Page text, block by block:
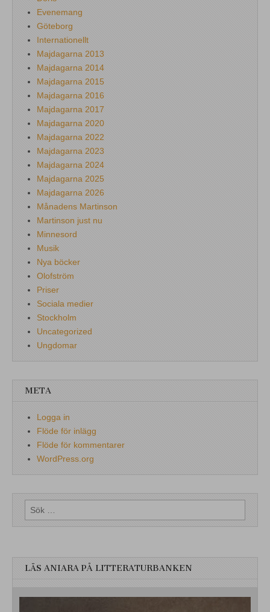
Evenemang
Göteborg
Internationellt
Majdagarna 2013
Majdagarna 2014
Majdagarna 2015
Majdagarna 2016
Majdagarna 2017
Majdagarna 2020
Majdagarna 2022
Majdagarna 2023
Majdagarna 2024
Majdagarna 2025
Majdagarna 2026
Månadens Martinson
Martinson just nu
Minnesord
Musik
Nya böcker
Olofström
Priser
Sociala medier
Stockholm
Uncategorized
Ungdomar
META
Logga in
Flöde för inlägg
Flöde för kommentarer
WordPress.org
Sök
efter:
LÄS ANIARA PÅ LITTERATURBANKEN